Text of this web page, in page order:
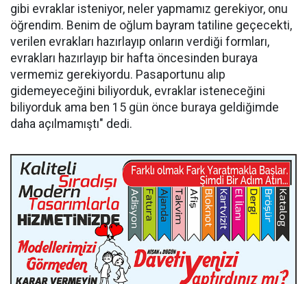
gibi evraklar isteniyor, neler yapmamız gerekiyor, onu
öğrendim. Benim de oğlum bayram tatiline geçecekti,
verilen evrakları hazırlayıp onların verdiği formları,
evrakları hazırlayıp bir hafta öncesinden buraya
vermemiz gerekiyordu. Pasaportunu alıp
gidemeyeceğini biliyorduk, evraklar isteneceğini
biliyorduk ama ben 15 gün önce buraya geldiğimde
daha açılmamıştı" dedi.